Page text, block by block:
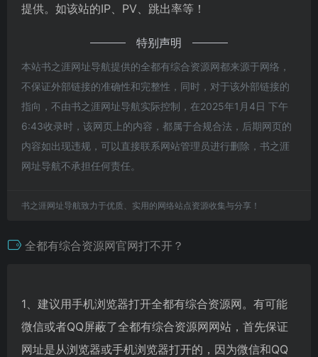
提供。如该站的IP、PV、跳出率等！
特别声明
本站书之涯网址导航提供的全都有综合资源网都来源于网络，
不保证外部链接的准确性和完整性，同时，对于该外部链接的
指向，不由书之涯网址导航实际控制，在2025年1月4日 下午
6:43收录时，该网页上的内容，都属于合规合法，后期网页的
内容如出现违规，可以直接联系网站管理员进行删除，书之涯
网址导航不承担任何责任。
书之涯网址导航致力于优质、实用的网络站点资源收集与分享！
全都有综合资源网官网打不开？
1、建议用手机浏览器打开全都有综合资源网。有可能
微信或者QQ屏蔽了全都有综合资源网网站，首先保证
网址是从浏览器或手机浏览器打开的，因为微信和QQ